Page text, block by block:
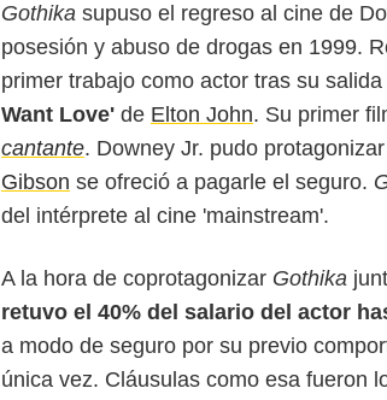
Gothika supuso el regreso al cine de
posesión y abuso de drogas en 1999.
primer trabajo como actor tras su
Want Love' de Elton John. Su primer
cantante. Downey Jr. pudo
Gibson se ofreció a pagarle el seguro.
del intérprete al cine 'mainstream'.
A la hora de coprotagonizar Gothika
retuvo el 40% del salario del actor
a modo de seguro por su previo
única vez. Cláusulas como esa fueron